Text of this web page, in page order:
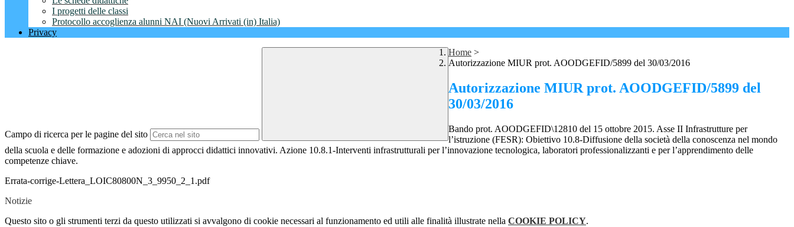
I progetti delle classi
Protocollo accoglienza alunni NAI (Nuovi Arrivati (in) Italia)
Privacy
Campo di ricerca per le pagine del sito
Home >
Autorizzazione MIUR prot. AOODGEFID/5899 del 30/03/2016
Autorizzazione MIUR prot. AOODGEFID/5899 del
30/03/2016
Bando prot. AOODGEFID\12810 del 15 ottobre 2015. Asse II Infrastrutture per
l’istruzione (FESR): Obiettivo 10.8-Diffusione della società della conoscenza nel mondo
della scuola e delle formazione e adozioni di approcci didattici innovativi. Azione 10.8.1-Interventi infrastrutturali per l’innovazione tecnologica, laboratori professionalizzanti e per l’apprendimento delle
competenze chiave.
Errata-corrige-Lettera_LOIC80800N_3_9950_2_1.pdf
Notizie
Questo sito o gli strumenti terzi da questo utilizzati si avvalgono di cookie necessari al funzionamento ed utili alle finalità illustrate nella COOKIE POLICY.